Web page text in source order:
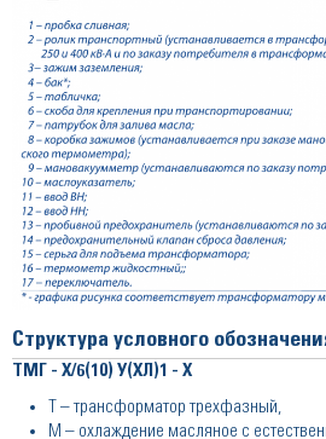
Структура условного
ТМГ - Х/6(10) У(ХЛ)1 - Х
Т – трансформатор трехфазный,
М – охлаждение масляное с